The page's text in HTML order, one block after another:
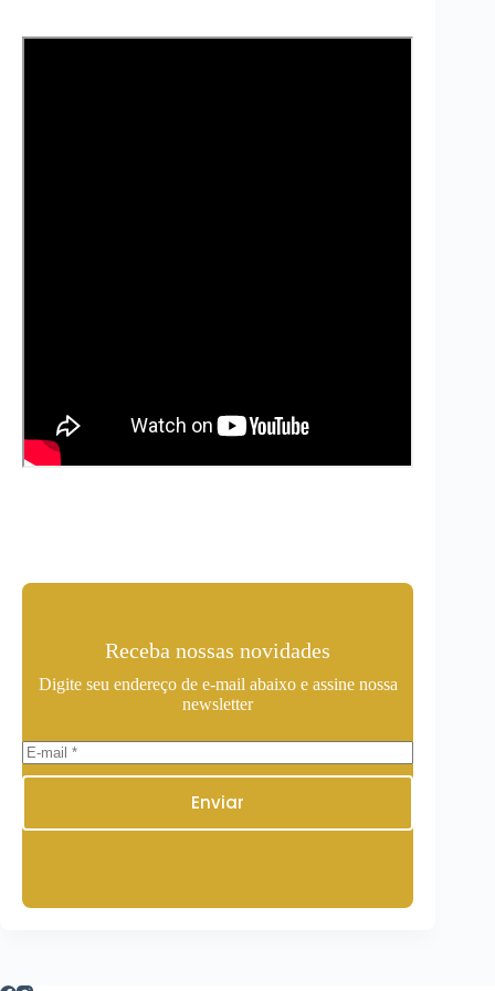
Receba nossas novidades
Digite seu endereço de e-mail abaixo e assine nossa
newsletter
Enviar